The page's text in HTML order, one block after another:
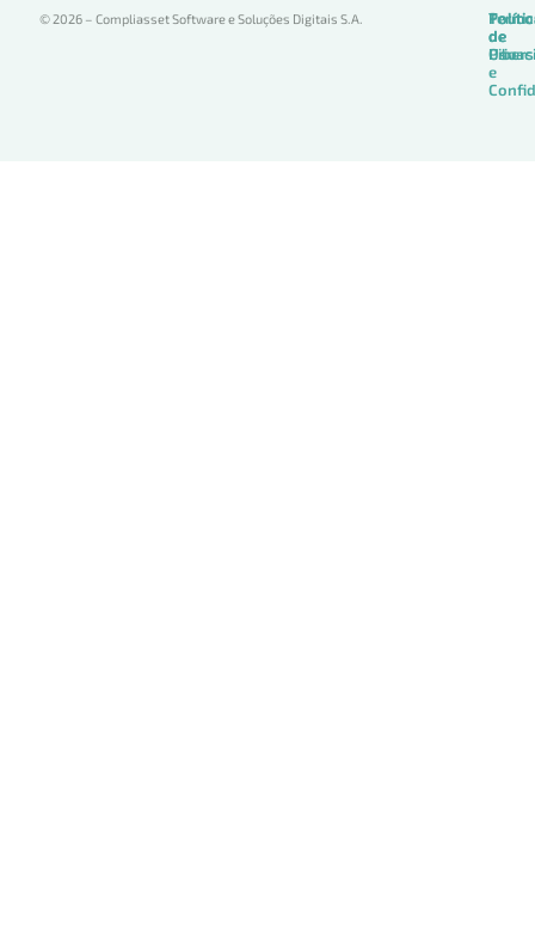
© 2026 – Compliasset Software e Soluções Digitais S.A.
de
Uso
de
de
e